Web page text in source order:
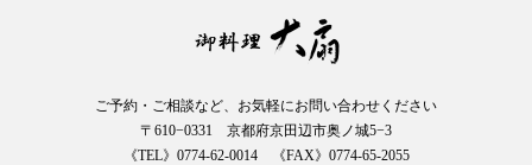
ご予約・ご相談など、お気軽にお問い合わせください
〒610−0331 京都府京田辺市奥ノ城5−3
《TEL》0774-62-0014 《FAX》0774-65-2055